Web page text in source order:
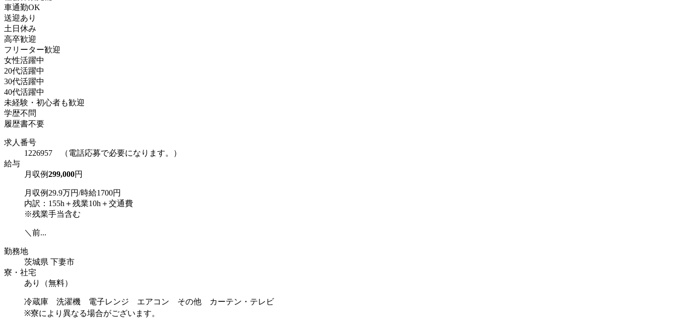
車通勤OK
送迎あり
土日休み
高卒歓迎
フリーター歓迎
女性活躍中
20代活躍中
30代活躍中
40代活躍中
未経験・初心者も歓迎
学歴不問
履歴書不要
求人番号
1226957 （電話応募で必要になります。）
給与
月収例299,000円
月収例29.9万円/時給1700円
内訳：155h＋残業10h＋交通費
※残業手当含む
＼前...
勤務地
茨城県 下妻市
寮・社宅
あり（無料）
冷蔵庫 洗濯機 電子レンジ エアコン その他 カーテン・テレビ
※寮により異なる場合がございます。